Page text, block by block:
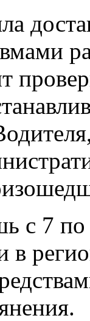
с 7 по
в